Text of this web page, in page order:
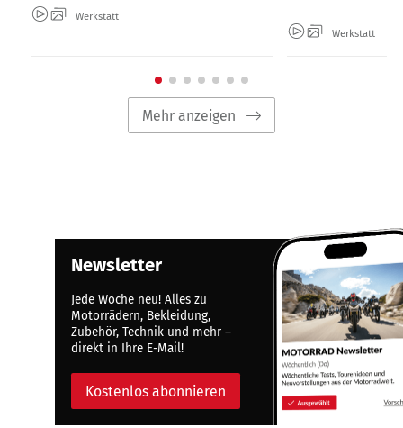
Werkstatt
Werkstatt
Mehr anzeigen
Newsletter
Jede Woche neu! Alles zu
Motorrädern, Bekleidung,
Zubehör, Technik und mehr –
direkt in Ihre E-Mail!
Kostenlos abonnieren